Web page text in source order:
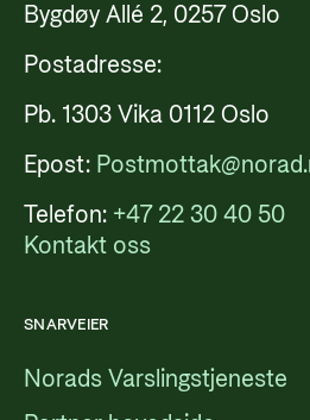
Logo
Postjournal
Personvern
Bygdøy Allé 2, 0257 Oslo
Postadresse:
Pb. 1303 Vika 0112 Oslo
Epost:
Telefon: +47 22 30 40 50
Kontakt oss
SNARVEIER
Norads Varslingstjeneste